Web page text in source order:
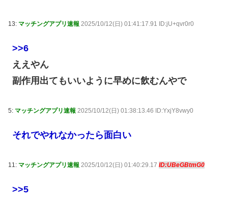
13: マッチングアプリ速報 2025/10/12(日) 01:41:17.91 ID:jU+qvr0r0
>>6
ええやん
副作用出てもいいように早めに飲むんやで
5: マッチングアプリ速報 2025/10/12(日) 01:38:13.46 ID:YxjY8vwy0
それでやれなかったら面白い
11: マッチングアプリ速報 2025/10/12(日) 01:40:29.17 ID:UBeGBtmG0
>>5